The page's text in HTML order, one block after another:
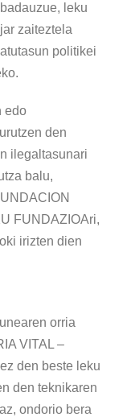
leku
zaiteztela
politikei
edo
den
ilegaltasunari
balu,
FUNDAZIOAri,
irizten dien
orria
VITAL –
den beste leku
den teknikaren
ondorio bera